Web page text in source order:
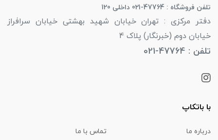
تلفن فروشگاه : 47764-021 داخلی 120
دفتر مرکزی : تهران خیابان شهید بهشتی خیابان سرافراز
خیابان دوم (خبرنگار) پلاک 4
تلفن : 47764-021
با باتکاپ
درباره ما تماس با ما